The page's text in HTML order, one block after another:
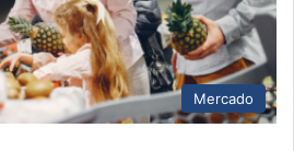
Mercado